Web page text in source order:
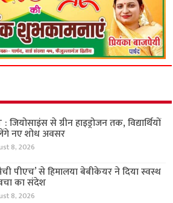
जियोसाइंस से ग्रीन हाइड्रोजन तक, विद्यार्थियों
नए शोध अवसर
8, 2026
पीएच’ से हिमालया बेबीकेयर ने दिया स्वस्थ
का संदेश
8, 2026